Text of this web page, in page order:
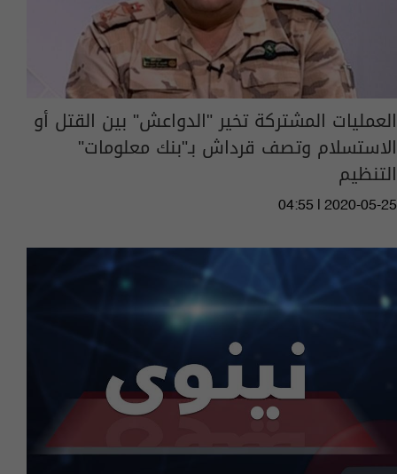
العمليات المشتركة تخير "الدواعش" بين القتل أو
الاستسلام وتصف قرداش بـ"بنك معلومات"
التنظيم
04:55 | 2020-05-25